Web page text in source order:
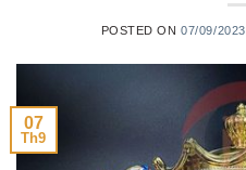
POSTED ON07/09/2023
07
Th9